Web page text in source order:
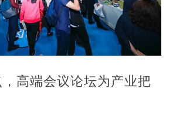
高端会议论坛为产业把